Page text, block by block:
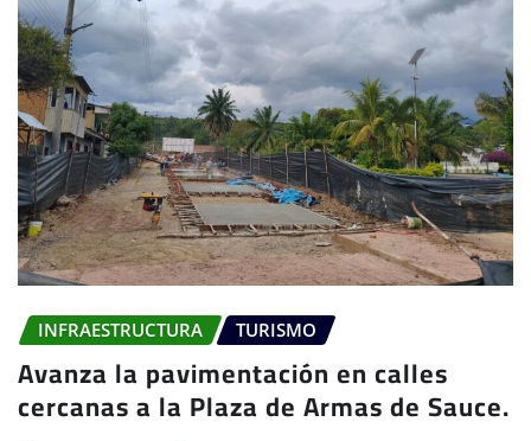
INFRAESTRUCTURA TURISMO
Avanza la pavimentación en calles
cercanas a la Plaza de Armas de Sauce.